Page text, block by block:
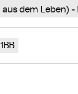
dem Leben) -